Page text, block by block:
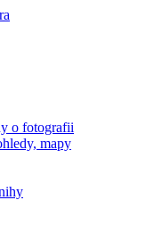
o fotografii
mapy